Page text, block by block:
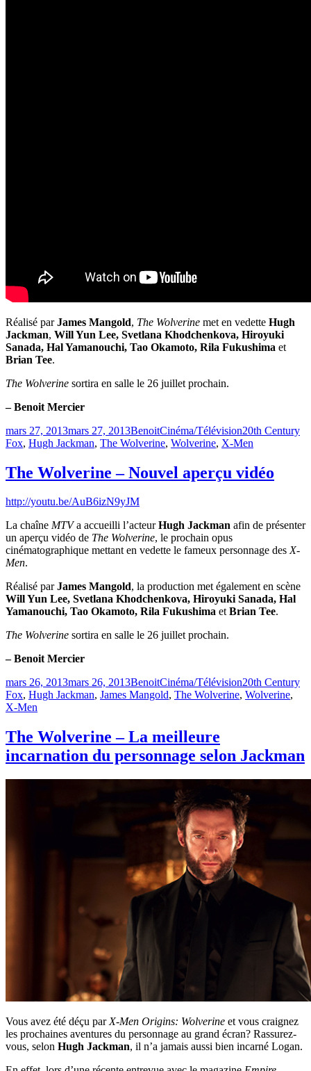
Réalisé parJames Mangold, The Wolverine met en vedette Hugh
Jackman, Will Yun Lee, Svetlana Khodchenkova, Hiroyuki
Sanada, Hal Yamanouchi, Tao Okamoto, Rila Fukushima et
Brian Tee.
The Wolverine sortira en salle le 26 juillet prochain.
– Benoit Mercier
Publié
le
mars 27, 2013mars 27, 2013BenoitCatégories
Cinéma/TélévisionÉtiquettes
20th Century
Fox, Hugh Jackman, The Wolverine, Wolverine, X-Men
The Wolverine – Nouvel aperçu vidéo
http://youtu.be/AuB6izN9yJM
La chaîne MTVa accueilli l’acteurHugh Jackman afin de présenter
un aperçu vidéo de The Wolverine, le prochain opus
cinématographique mettant en vedette le fameux personnage desX-
Men.
Réalisé parJames Mangold, la production met également en scène
Will Yun Lee, Svetlana Khodchenkova, Hiroyuki Sanada, Hal
Yamanouchi, Tao Okamoto, Rila Fukushima etBrian Tee.
The Wolverine sortira en salle le 26 juillet prochain.
– Benoit Mercier
Publié
le
mars 26, 2013mars 26, 2013BenoitCatégories
Cinéma/TélévisionÉtiquettes
20th Century
Fox, Hugh Jackman, James Mangold, The Wolverine, Wolverine,
X-Men
The Wolverine – La meilleure
incarnation du personnage selon Jackman
Vous avez été déçu par X-Men Origins: Wolverine et vous craignez
les prochaines aventures du personnage au grand écran? Rassurez-
vous, selon Hugh Jackman, il n’a jamais aussi bien incarné Logan.